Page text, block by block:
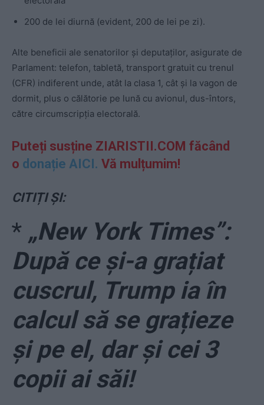
200 de lei diurnă (evident, 200 de lei pe zi).
Alte beneficii ale senatorilor și deputaților, asigurate de
Parlament: telefon, tabletă, transport gratuit cu trenul
(CFR) indiferent unde, atât la clasa 1, cât și la vagon de
dormit, plus o călătorie pe lună cu avionul, dus-întors,
către circumscripția electorală.
Puteți susține ZIARISTII.COM făcând
o donație AICI. Vă mulțumim!
CITIȚI ȘI:
* „New York Times”:
După ce și-a grațiat
cuscrul, Trump ia în
calcul să se grațieze
și pe el, dar și cei 3
copii ai săi!